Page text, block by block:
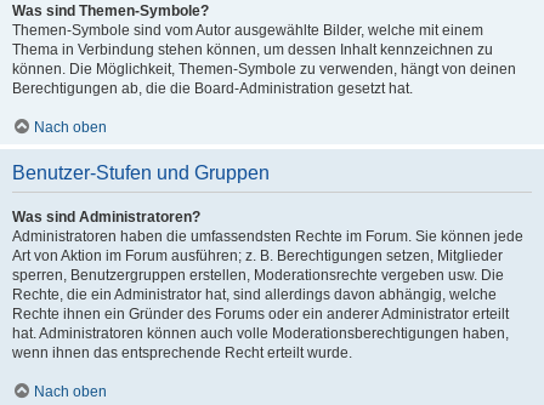
Was sind Themen-Symbole?
Themen-Symbole sind vom Autor ausgewählte Bilder, welche mit einem
Thema in Verbindung stehen können, um dessen Inhalt kennzeichnen zu
können. Die Möglichkeit, Themen-Symbole zu verwenden, hängt von deinen
Berechtigungen ab, die die Board-Administration gesetzt hat.
Nach oben
Benutzer-Stufen und Gruppen
Was sind Administratoren?
Administratoren haben die umfassendsten Rechte im Forum. Sie können jede
Art von Aktion im Forum ausführen; z. B. Berechtigungen setzen, Mitglieder
sperren, Benutzergruppen erstellen, Moderationsrechte vergeben usw. Die
Rechte, die ein Administrator hat, sind allerdings davon abhängig, welche
Rechte ihnen ein Gründer des Forums oder ein anderer Administrator erteilt
hat. Administratoren können auch volle Moderationsberechtigungen haben,
wenn ihnen das entsprechende Recht erteilt wurde.
Nach oben